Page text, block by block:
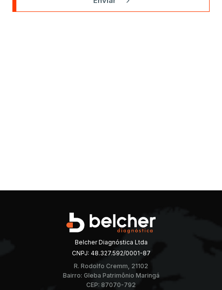
Belcher Diagnóstica Ltda
CNPJ: 48.327.592/0001-87
R. Rodolfo Cremm, 21102
Bairro: Gleba Patrimônio Maringá
CEP: 87070-792